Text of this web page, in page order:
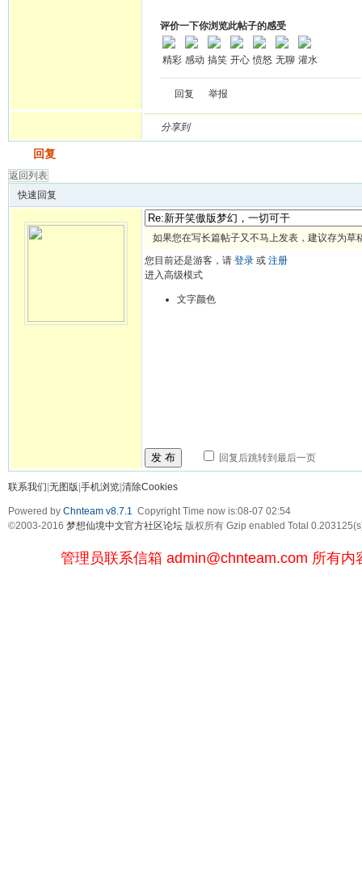
评价一下你浏览此帖子的感受
精彩 感动 搞笑 开心 愤怒 无聊 灌水
回复 举报
分享到
回复
返回列表
快速回复
如果您在写长篇帖子又不马上发表，建议存为草
您目前还是游客，请 登录 或 注册
进入高级模式
文字颜色
发 布 回复后跳转到最后一页
联系我们 无图版 手机浏览 清除Cookies
Powered by Chnteam v8.7.1 Copyright Time now is:08-07 02:54
©2003-2016 梦想仙境中文官方社区论坛 版权所有 Gzip enabled Total
管理员联系信箱 admin@chnteam.com 所有内